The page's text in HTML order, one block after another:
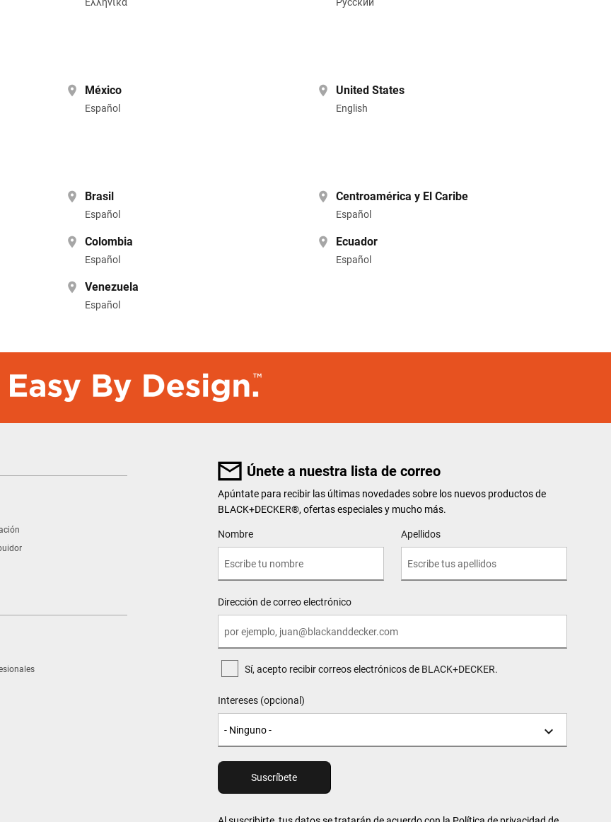
México
Español
United States
English
Brasil
Español
Centroamérica y El Caribe
Español
Colombia
Español
Ecuador
Español
Venezuela
Español
Únete a nuestra lista de correo
Apúntate para recibir las últimas novedades sobre los nuevos productos de
BLACK+DECKER®, ofertas especiales y mucho más.
User Details
Nombre Apellidos
Dirección de correo electrónico
Sí, acepto recibir correos electrónicos de BLACK+DECKER.
Intereses (opcional)